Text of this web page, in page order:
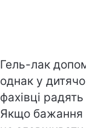
Гель-лак
однак у
фахівці
Якщо бажання